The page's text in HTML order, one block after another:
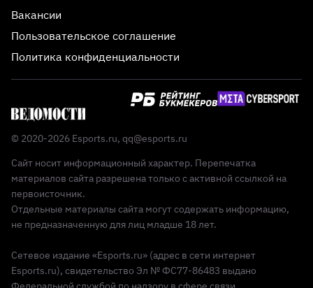
Вакансии
Пользовательское соглашение
Политика конфиденциальности
© 2020-2026 Esports.ru, qq@esports.ru
Сайт носит информационный характер. Перепечатка
материалов сайта разрешена только с активной ссылкой на
первоисточник.
Отдельные материалы сайта могут содержать информацию,
не предназначенную для лиц младше 18 лет.
Сетевое издание «Esports.ru» (адрес в сети интернет
Esports.ru), свидетельство Эл № ФС77-86483 выдано